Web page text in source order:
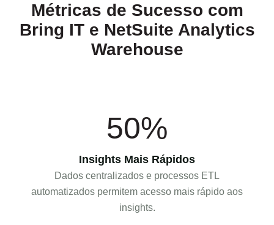
Métricas de Sucesso com
Bring IT e NetSuite Analytics
Warehouse
50%
Insights Mais Rápidos
Dados centralizados e processos ETL
automatizados permitem acesso mais rápido aos
insights.